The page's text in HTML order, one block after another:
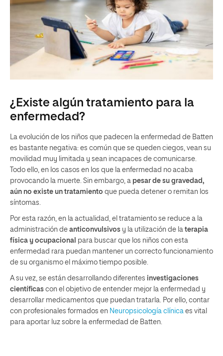
¿Existe algún tratamiento para la
enfermedad?
La evolución de los niños que padecen la enfermedad de Batten
es bastante negativa: es común que se queden ciegos, vean su
movilidad muy limitada y sean incapaces de comunicarse.
Todo ello, en los casos en los que la enfermedad no acaba
provocando la muerte. Sin embargo, a pesar de su gravedad,
aún no existe un tratamiento que pueda detener o remitan los
síntomas.
Por esta razón, en la actualidad, el tratamiento se reduce a la
administración de anticonvulsivos y la utilización de la terapia
física y ocupacional para buscar que los niños con esta
enfermedad rara puedan mantener un correcto funcionamiento
de su organismo el máximo tiempo posible.
A su vez, se están desarrollando diferentes investigaciones
científicas con el objetivo de entender mejor la enfermedad y
desarrollar medicamentos que puedan tratarla. Por ello, contar
con profesionales formados en Neuropsicología clínica es vital
para aportar luz sobre la enfermedad de Batten.